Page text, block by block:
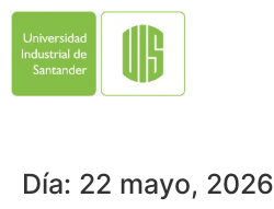
Día: 22 mayo, 2026